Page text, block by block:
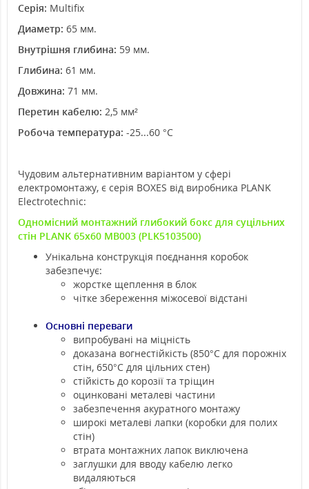
Серія: Multifix
Диаметр: 65 мм.
Внутрішня глибина: 59 мм.
Глибина: 61 мм.
Довжина: 71 мм.
Перетин кабелю: 2,5 мм²
Робоча температура: -25...60 ­°C
Чудовим альтернативним варіантом у сфері
електромонтажу, є серія BOXES від виробника PLANK
Electrotechnic:
Одномісний монтажний глибокий бокс для суцільних
стін PLANK 65x60 MB003 (PLK5103500)
Унікальна конструкція поєднання коробок
забезпечує:
жорстке щеплення в блок
чітке збереження міжосевої відстані
Основні переваги
випробувані на міцність
доказана вогнестійкість (850°С для порожніх
стін, 650°С для цільних стен)
стійкість до корозії та тріщин
оцинковані металеві частини
забезпечення акуратного монтажу
широкі металеві лапки (коробки для полих
стін)
втрата монтажних лапок виключена
заглушки для вводу кабелю легко
видаляються